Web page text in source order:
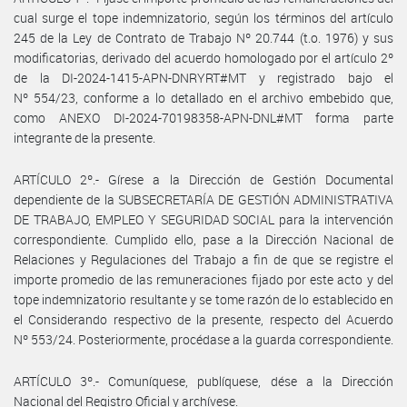
cual surge el tope indemnizatorio, según los términos del artículo
245 de la Ley de Contrato de Trabajo Nº 20.744 (t.o. 1976) y sus
modificatorias, derivado del acuerdo homologado por el artículo 2º
de la DI-2024-1415-APN-DNRYRT#MT y registrado bajo el
Nº 554/23, conforme a lo detallado en el archivo embebido que,
como ANEXO DI-2024-70198358-APN-DNL#MT forma parte
integrante de la presente.
ARTÍCULO 2º.- Gírese a la Dirección de Gestión Documental
dependiente de la SUBSECRETARÍA DE GESTIÓN ADMINISTRATIVA
DE TRABAJO, EMPLEO Y SEGURIDAD SOCIAL para la intervención
correspondiente. Cumplido ello, pase a la Dirección Nacional de
Relaciones y Regulaciones del Trabajo a fin de que se registre el
importe promedio de las remuneraciones fijado por este acto y del
tope indemnizatorio resultante y se tome razón de lo establecido en
el Considerando respectivo de la presente, respecto del Acuerdo
Nº 553/24. Posteriormente, procédase a la guarda correspondiente.
ARTÍCULO 3º.- Comuníquese, publíquese, dése a la Dirección
Nacional del Registro Oficial y archívese.